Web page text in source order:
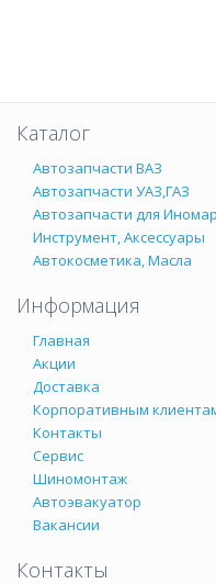
Каталог
Автозапчасти ВАЗ
Автозапчасти УАЗ,ГАЗ
Автозапчасти для
Инструмент, Аксессуары
Автокосметика, Масла
Информация
Главная
Акции
Доставка
Корпоративным
Контакты
Сервис
Шиномонтаж
Автоэвакуатор
Вакансии
Контакты